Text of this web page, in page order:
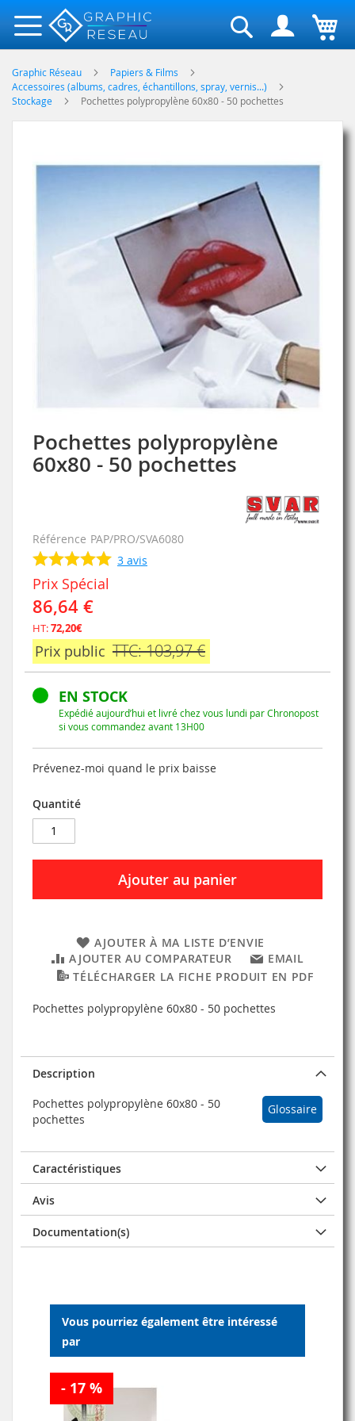
Rechercher
Graphic Réseau
Papiers & Films
Accessoires (albums, cadres, échantillons, spray, vernis...)
Stockage
Pochettes polypropylène 60x80 - 50 pochettes
Pochettes polypropylène
60x80 - 50 pochettes
Référence PAP/PRO/SVA6080
3 avis
Prix Spécial
86,64 €
HT:72,20€
Prix public TTC: 103,97 €
EN STOCK
Expédié aujourd’hui et livré chez vous lundi par Chronopost
si vous commandez avant 13H00
Prévenez-moi quand le prix baisse
Quantité
Ajouter au panier
AJOUTER À MA LISTE D’ENVIE
AJOUTER AU COMPARATEUR
EMAIL
TÉLÉCHARGER LA FICHE PRODUIT EN PDF
Pochettes polypropylène 60x80 - 50 pochettes
to
Skip
to
the
images
gallery
Description
Glossaire
Pochettes polypropylène 60x80 - 50
pochettes
Caractéristiques
Avis
Documentation(s)
Vous pourriez également être intéressé
par
- 17 %